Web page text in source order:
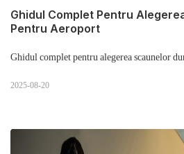
Ghidul Complet Pentru
Pentru Aeroport
Ghidul complet pentru alegerea scaunelor
2025-08-20